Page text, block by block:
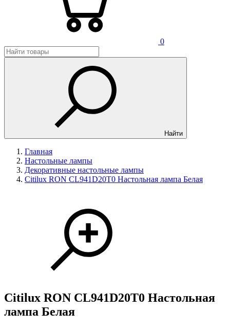
0
Найти
Главная
Настольные лампы
Декоративные настольные лампы
Citilux RON CL941D20T0 Настольная лампа Белая
Citilux RON CL941D20T0 Настольная
лампа Белая